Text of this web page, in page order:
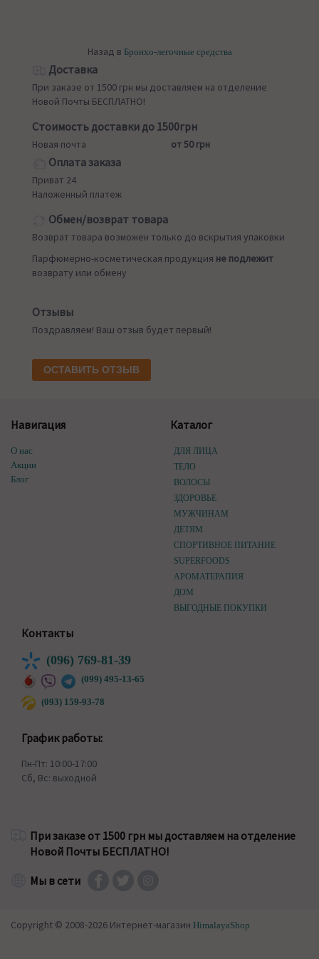
Назад в Бронхо-легочные средства
Доставка
При заказе от 1500 грн мы доставляем на отделение
Новой Почты БЕСПЛАТНО!
Стоимость доставки до 1500грн
Новая почта от 50 грн
Оплата заказа
Приват 24
Наложенный платеж
Обмен/возврат товара
Возврат товара возможен только до вскрытия упаковки
Парфюмерно-косметическая продукция не подлежит
возврату или обмену
Отзывы
Поздравляем! Ваш отзыв будет первый!
ОСТАВИТЬ ОТЗЫВ
Навигация
О нас
Акции
Блог
Каталог
ДЛЯ ЛИЦА
ТЕЛО
ВОЛОСЫ
ЗДОРОВЬЕ
МУЖЧИНАМ
ДЕТЯМ
СПОРТИВНОЕ ПИТАНИЕ
SUPERFOODS
АРОМАТЕРАПИЯ
ДОМ
ВЫГОДНЫЕ ПОКУПКИ
Контакты
(096) 769-81-39
(099) 495-13-65
(093) 159-93-78
График работы:
Пн-Пт: 10:00-17:00
Сб, Вс: выходной
При заказе от 1500 грн мы доставляем на отделение
Новой Почты БЕСПЛАТНО!
Мы в сети
Copyright © 2008-2026 Интернет-магазин HimalayaShop